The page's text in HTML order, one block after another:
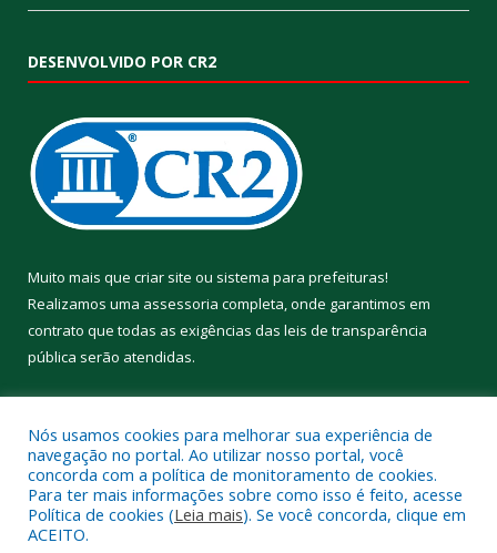
DESENVOLVIDO POR CR2
Muito mais que criar site ou sistema para prefeituras!
Realizamos uma assessoria completa, onde garantimos em
contrato que todas as exigências das leis de transparência
pública serão atendidas.
Todos os direitos reservados a Prefeitura Municipal de Aveiro.
Nós usamos cookies para melhorar sua experiência de
navegação no portal. Ao utilizar nosso portal, você
concorda com a política de monitoramento de cookies.
Para ter mais informações sobre como isso é feito, acesse
Política de cookies (Leia mais). Se você concorda, clique em
ACEITO.